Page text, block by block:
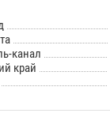
канал
край